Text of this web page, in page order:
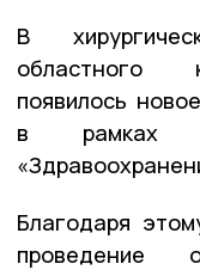
В
областного
появилось
в рамках
Благодаря
проведение